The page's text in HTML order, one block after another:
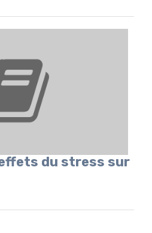
du stress sur